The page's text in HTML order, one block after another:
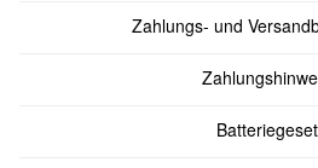
Zahlungs- und